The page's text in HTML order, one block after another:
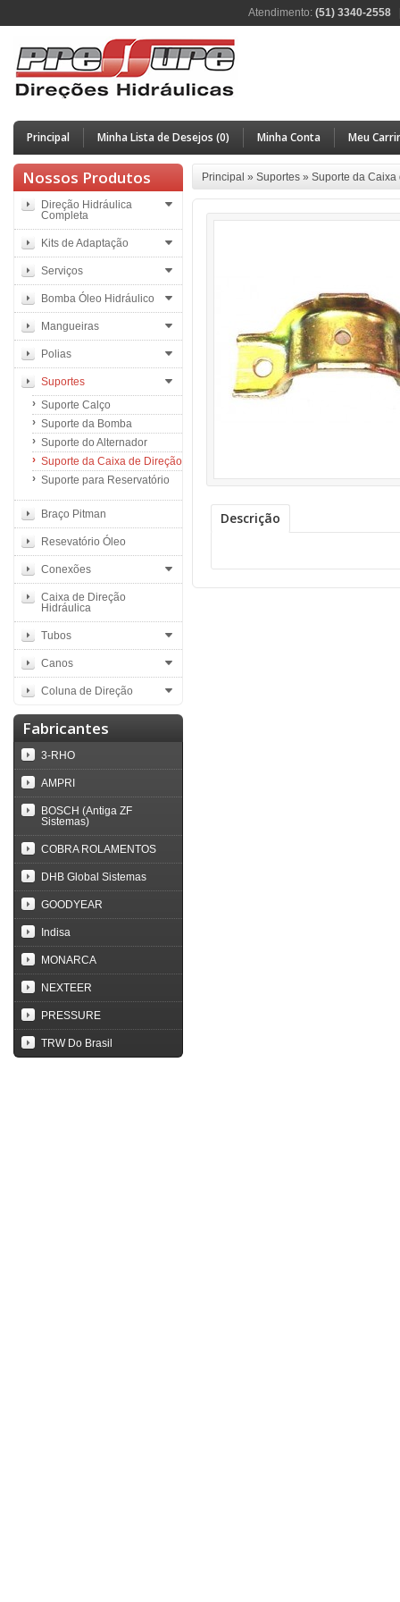
Atendimento: (51) 3340-
Principal Minha Lista de Desejos (0) Minha Conta Meu
Nossos Produtos
Direção Hidráulica
Completa
Kits de Adaptação
Serviços
Bomba Óleo Hidráulico
Mangueiras
Polias
Suportes
Suporte Calço
Suporte da Bomba
Suporte do Alternador
Suporte da Caixa de Direção
Suporte para Reservatório
Braço Pitman
Resevatório Óleo
Conexões
Caixa de Direção
Hidráulica
Tubos
Canos
Coluna de Direção
Fabricantes
3-RHO
AMPRI
BOSCH (Antiga ZF
Sistemas)
COBRA ROLAMENTOS
DHB Global Sistemas
GOODYEAR
Indisa
MONARCA
NEXTEER
PRESSURE
TRW Do Brasil
Principal » Suportes » Suporte da Caixa
Descrição